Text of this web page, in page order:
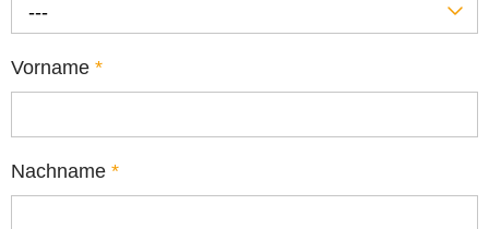
---
Vorname *
Nachname *